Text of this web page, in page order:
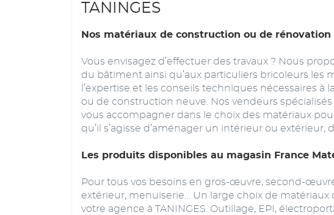
TANINGES
Nos matériaux de construction ou de rénovation
Vous envisagez d’effectuer des travaux ? Nous
du bâtiment ainsi qu’aux particuliers bricoleurs les
l’expertise et les conseils techniques nécessaires à
ou de construction neuve. Nos vendeurs
vous accompagner dans le choix des matériaux
qu’il s’agisse d’aménager un intérieur ou extérieur,
Les produits disponibles au magasin France
Pour tous vos besoins en gros-œuvre, second-
extérieur, menuiserie… Un large choix de
votre agence à TANINGES. Outillage, EPI,